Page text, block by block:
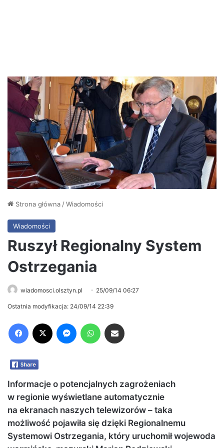
Strona główna /Wiadomości
Wiadomości
Ruszył Regionalny System
Ostrzegania
wiadomosci.olsztyn.pl 25/09/14 06:27
Ostatnia modyfikacja: 24/09/14 22:39
Informacje o potencjalnych zagrożeniach
w regionie wyświetlane automatycznie
na ekranach naszych telewizorów – taka
możliwość pojawiła się dzięki Regionalnemu
Systemowi Ostrzegania, który uruchomił wojewoda